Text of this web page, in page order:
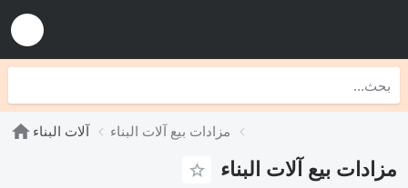
آلات البناء مزادات بيع آلات البناء
مزادات بيع آلات البناء